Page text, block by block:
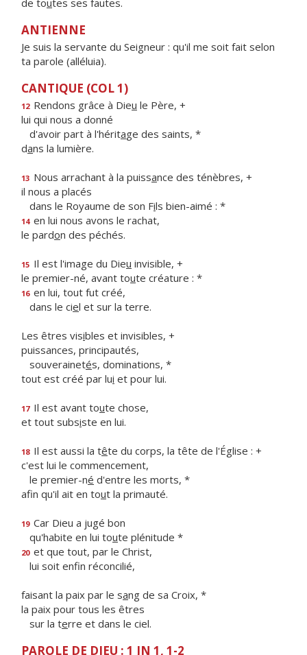
de toutes ses fautes.
ANTIENNE
Je suis la servante du Seigneur : qu'il me soit fait selon
ta parole (alléluia).
CANTIQUE (COL 1)
12 Rendons grâce à Dieu le Père, +
lui qui nous a donné
d'avoir part à l'héritage des saints, *
dans la lumière.
13 Nous arrachant à la puissance des ténèbres, +
il nous a placés
dans le Royaume de son Fils bien-aimé : *
14 en lui nous avons le rachat,
le pardon des péchés.
15 Il est l'image du Dieu invisible, +
le premier-né, avant toute créature : *
16 en lui, tout fut créé,
dans le ciel et sur la terre.
Les êtres visibles et invisibles, +
puissances, principautés,
souverainetés, dominations, *
tout est créé par lui et pour lui.
17 Il est avant toute chose,
et tout subsiste en lui.
18 Il est aussi la tête du corps, la tête de l'Église : +
c'est lui le commencement,
le premier-né d'entre les morts, *
afin qu'il ait en tout la primauté.
19 Car Dieu a jugé bon
qu'habite en lui toute plénitude *
20 et que tout, par le Christ,
lui soit enfn réconcilié,
faisant la paix par le sang de sa Croix, *
la paix pour tous les êtres
sur la terre et dans le ciel.
PAROLE DE DIEU : 1 JN 1, 1-2